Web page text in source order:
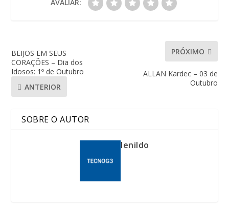
AVALIAR:
BEIJOS EM SEUS
CORAÇÕES – Dia dos
Idosos: 1º de Outubro
ANTERIOR
PRÓXIMO
ALLAN Kardec – 03 de
Outubro
SOBRE O AUTOR
lenildo